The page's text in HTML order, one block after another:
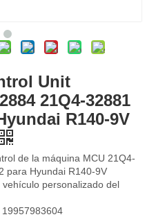
Unit
21Q4-32881
R140-9V
de la máquina MCU 21Q4-
para Hyundai R140-9V
personalizado del